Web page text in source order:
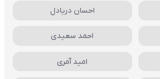
احسان دریادل
احمد سعیدی
امید آمری